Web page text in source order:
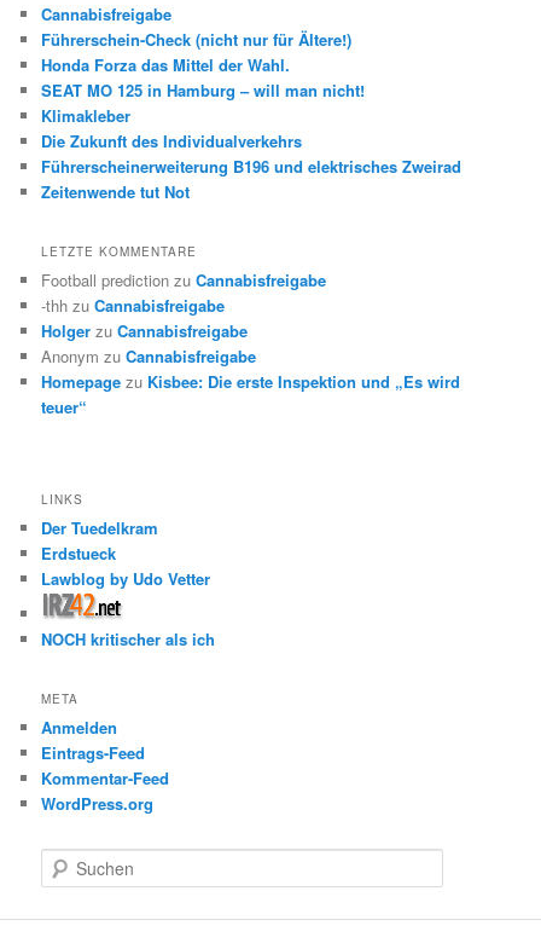
Cannabisfreigabe
Führerschein-Check (nicht nur für Ältere!)
Honda Forza das Mittel der Wahl.
SEAT MO 125 in Hamburg – will man nicht!
Klimakleber
Die Zukunft des Individualverkehrs
Führerscheinerweiterung B196 und elektrisches Zweirad
Zeitenwende tut Not
LETZTE KOMMENTARE
Football prediction zuCannabisfreigabe
-thh zuCannabisfreigabe
Holger zuCannabisfreigabe
Anonym zuCannabisfreigabe
Homepage zu Kisbee: Die erste Inspektion und „Es wird
teuer“
LINKS
Der Tuedelkram
Erdstueck
Lawblog by Udo Vetter
NOCH kritischer als ich
META
Anmelden
Eintrags-Feed
Kommentar-Feed
WordPress.org
u